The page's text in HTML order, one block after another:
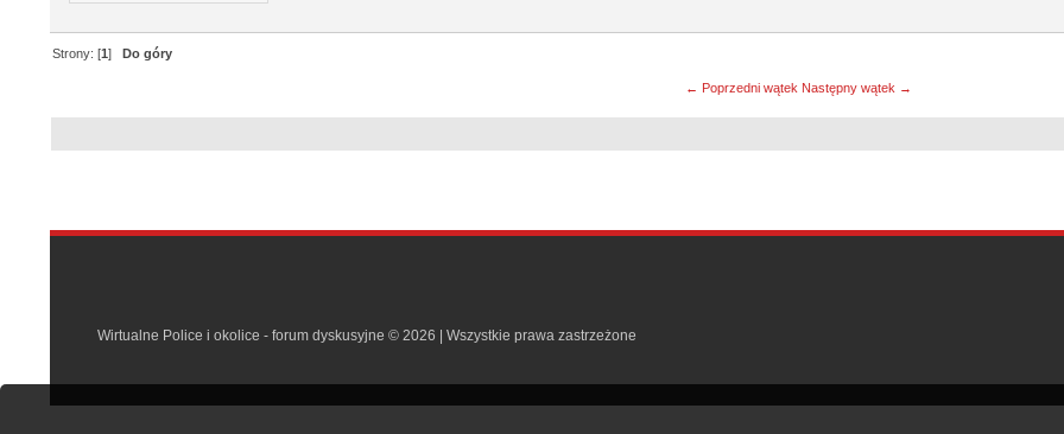
Strony: [1]Do góry
← Poprzedni wątek Następny wątek →
Wirtualne Police i okolice - forum dyskusyjne © 2026 | Wszystkie prawa zastrzeżone